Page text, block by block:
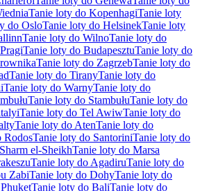
Tanie loty do KopenhagiTanie loty
do OsloTanie loty do HelsinekTanie loty
Tanie loty do WilnoTanie loty do
Tanie loty do BudapesztuTanie loty do
Tanie loty do ZagrzebTanie loty do
Tanie loty do TiranyTanie loty do
Tanie loty do WarnyTanie loty do
Tanie loty do StambułuTanie loty do
Tanie loty do Tel AwiwTanie loty do
Tanie loty do AtenTanie loty do
RodosTanie loty do SantoriniTanie loty do
el-SheikhTanie loty do Marsa
Tanie loty do AgadiruTanie loty do
ZabiTanie loty do DohyTanie loty do
Tanie loty do BaliTanie loty do